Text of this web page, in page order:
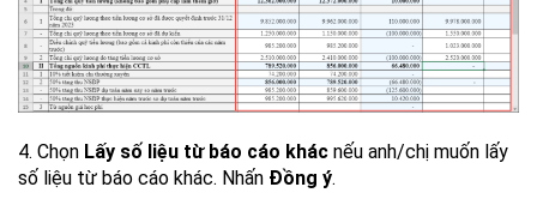
4. Chọn Lấy số liệu từ báo cáo khác nếu anh/chị muốn lấy
số liệu từ báo cáo khác. Nhấn Đồng ý.